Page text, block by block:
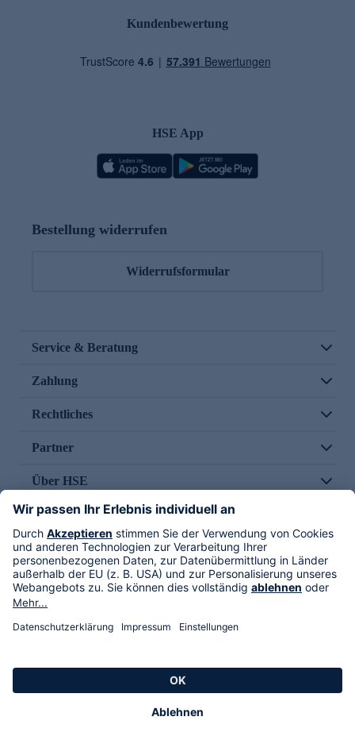
Kundenbewertung
HSE App
Bestellung widerrufen
Widerrufsformular
Service & Beratung
Zahlung
Rechtliches
Partner
Über HSE
Im TV
HSE International